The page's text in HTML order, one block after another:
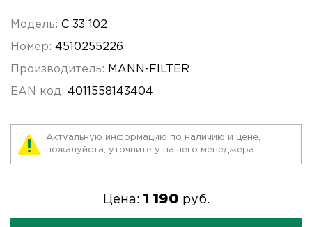
Модель: C 33 102
Номер: 4510255226
Производитель: MANN-FILTER
EAN код: 4011558143404
Актуальную информацию по наличию и цене,
пожалуйста, уточните у нашего менеджера.
Цена: 1 190 руб.